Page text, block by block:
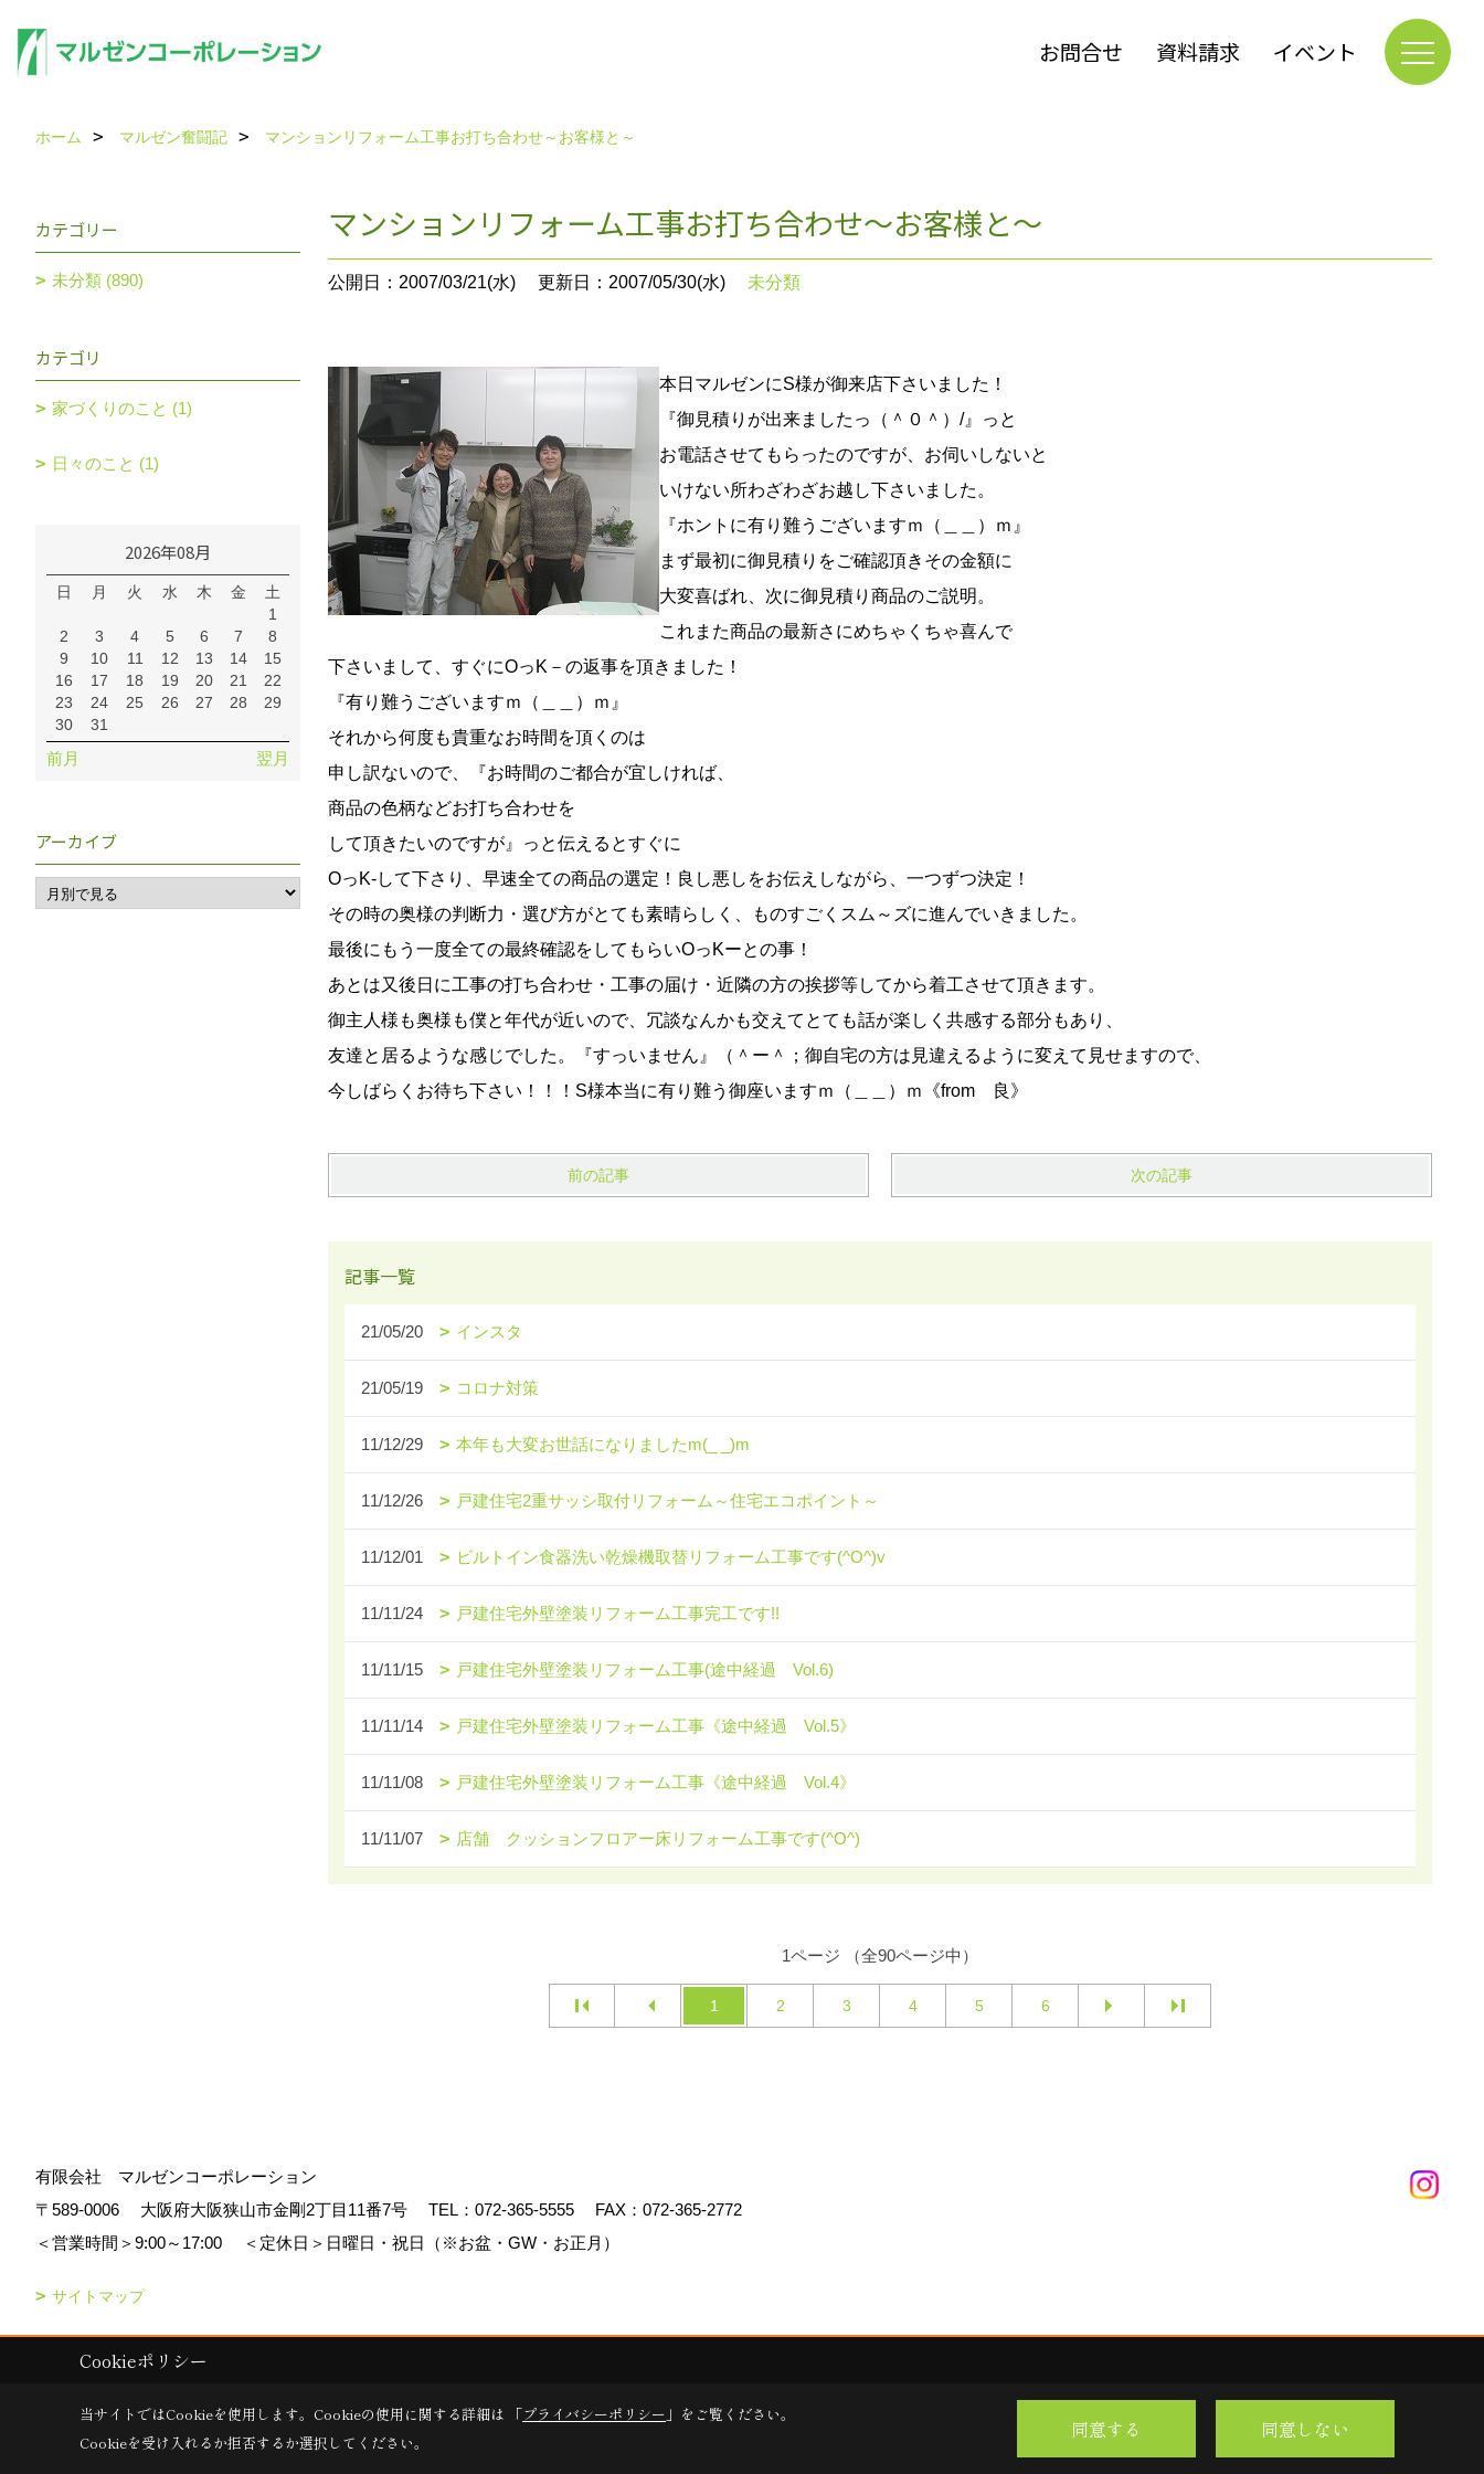
お問合せ 資料請求 イベント
ホーム マルゼン奮闘記 マンションリフォーム工事お打ち合わせ～お客様と～
マンションリフォーム工事お打ち合わせ～お客様と～
公開日：2007/03/21(水) 更新日：2007/05/30(水) 未分類
本日マルゼンにS様が御来店下さいました！
『御見積りが出来ましたっ（＾０＾）/』っと
お電話させてもらったのですが、お伺いしないと
いけない所わざわざお越し下さいました。
『ホントに有り難うございますｍ（＿＿）ｍ』
まず最初に御見積りをご確認頂きその金額に
大変喜ばれ、次に御見積り商品のご説明。
これまた商品の最新さにめちゃくちゃ喜んで
下さいまして、すぐにOっK－の返事を頂きました！
『有り難うございますｍ（＿＿）ｍ』
それから何度も貴重なお時間を頂くのは
申し訳ないので、『お時間のご都合が宜しければ、
商品の色柄などお打ち合わせを
して頂きたいのですが』っと伝えるとすぐに
OっK-して下さり、早速全ての商品の選定！良し悪しをお伝えしながら、一つずつ決定！
その時の奥様の判断力・選び方がとても素晴らしく、ものすごくスム～ズに進んでいきました。
最後にもう一度全ての最終確認をしてもらいOっKーとの事！
あとは又後日に工事の打ち合わせ・工事の届け・近隣の方の挨拶等してから着工させて頂きます。
御主人様も奥様も僕と年代が近いので、冗談なんかも交えてとても話が楽しく共感する部分もあり、
友達と居るような感じでした。『すっいません』（＾ー＾；御自宅の方は見違えるように変えて見せますので、
今しばらくお待ち下さい！！！S様本当に有り難う御座いますｍ（＿＿）ｍ《from 良》
前の記事 次の記事
記事一覧
21/05/20 インスタ
21/05/19 コロナ対策
11/12/29 本年も大変お世話になりましたm(_ _)m
11/12/26 戸建住宅2重サッシ取付リフォーム～住宅エコポイント～
11/12/01 ビルトイン食器洗い乾燥機取替リフォーム工事です(^O^)v
11/11/24 戸建住宅外壁塗装リフォーム工事完工です!!
11/11/15 戸建住宅外壁塗装リフォーム工事(途中経過 Vol.6)
11/11/14 戸建住宅外壁塗装リフォーム工事《途中経過 Vol.5》
11/11/08 戸建住宅外壁塗装リフォーム工事《途中経過 Vol.4》
11/11/07 店舗 クッションフロアー床リフォーム工事です(^O^)
1ページ （全90ページ中）
1 2 3 4 5 6
カテゴリー
未分類 (890)
カテゴリ
家づくりのこと (1)
日々のこと (1)
2026年08月
日 月 火 水 木 金
土
1
2
3 4 5 6 7
8
9
10 11 12 13 14
15
16
17 18 19 20 21
22
23
24 25 26 27 28
29
30
31
前月 翌月
アーカイブ
有限会社 マルゼンコーポレーション
〒589-0006
大阪府大阪狭山市金剛2丁目11番7号 TEL： 072-365-5555
FAX：072-365-2772
＜営業時間＞9:00～17:00
＜定休日＞日曜日・祝日（※お盆・GW・お正月）
サイトマップ
Copyright (c) マルゼンコーポレーション. All Rights Reserved.
Cookieポリシー
当サイトではCookieを使用します。 Cookieの使用に関する詳細は 「プライバシーポリシー 」をご覧ください。
Cookieを受け入れるか拒否するか選択してください。
同意する 同意しない